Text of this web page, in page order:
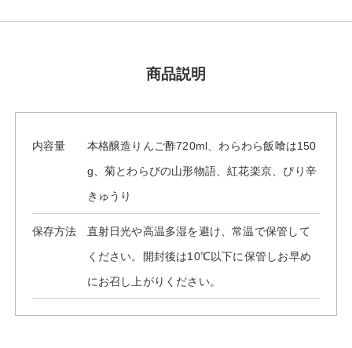
商品説明
内容量
本格醸造りんご酢720ml、わらわら飯喰は150
g、菊とわらびの山形物語、紅花楽京、ぴり辛
きゅうり
保存方法
直射日光や高温多湿を避け、常温で保管して
ください。開封後は10℃以下に保管しお早め
にお召し上がりください。